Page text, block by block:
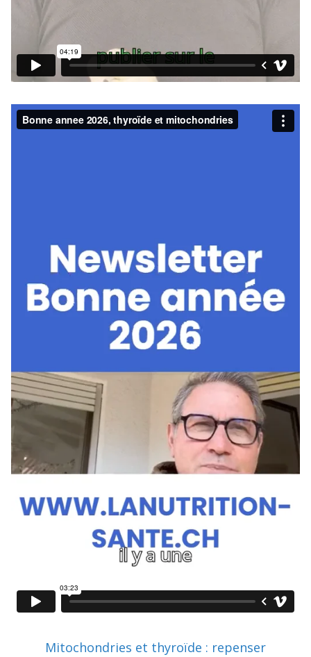
Mitochondries et thyroïde : repenser